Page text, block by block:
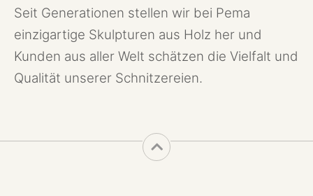
Seit Generationen stellen wir bei Pema
einzigartige Skulpturen aus Holz her und
Kunden aus aller Welt schätzen die Vielfalt und
Qualität unserer Schnitzereien.